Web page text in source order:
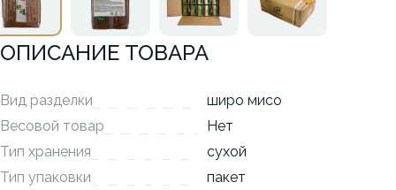
ОПИСАНИЕ ТОВАРА
Вид разделки
широ мисо
Весовой товар
Нет
Тип хранения
сухой
Тип упаковки
пакет